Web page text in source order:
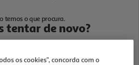
temos o que procura.
tentar de novo?
os cookies", concorda com o